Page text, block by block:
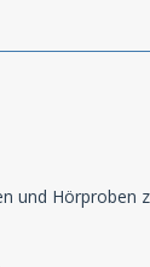
und Hörproben